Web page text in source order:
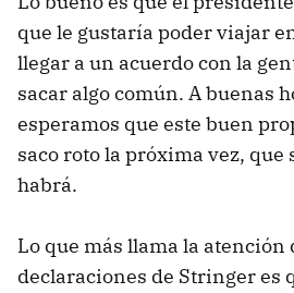
que le gustaría poder viajar
llegar a un acuerdo con la
sacar algo común. A buenas
esperamos que este buen
saco roto la próxima vez, que
habrá.
Lo que más llama la atención
declaraciones de Stringer es